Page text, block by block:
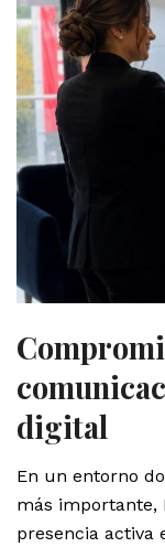
digital
En un entorno
más importante,
presencia activa